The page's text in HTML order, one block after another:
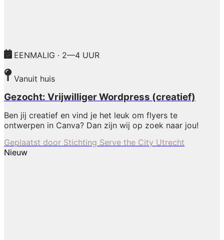
EENMALIG · 2—4 UUR
Vanuit huis
Gezocht: Vrijwilliger Wordpress (creatief)
Ben jij creatief en vind je het leuk om flyers te
ontwerpen in Canva? Dan zijn wij op zoek naar jou!
Geplaatst door Stichting Serve the City Utrecht
Nieuw